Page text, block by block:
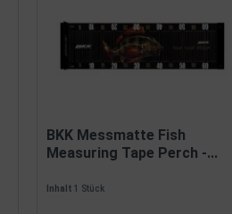
BKK Messmatte Fish
Measuring Tape Perch -...
Inhalt1 Stück